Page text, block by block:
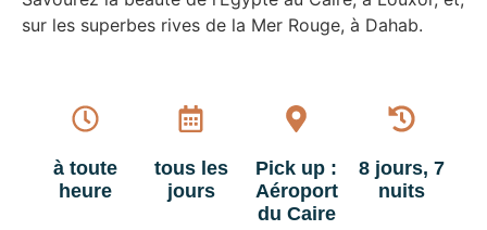
sur les superbes rives de la Mer Rouge, à Dahab.
à toute
heure
tous les
jours
Pick up :
Aéroport
du Caire
8 jours, 7
nuits